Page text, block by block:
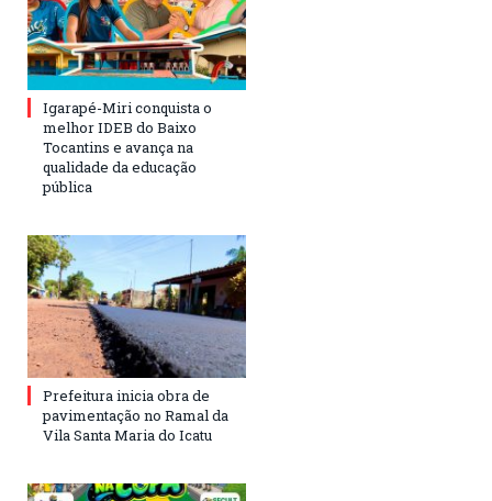
Igarapé-Miri conquista o
melhor IDEB do Baixo
Tocantins e avança na
qualidade da educação
pública
Prefeitura inicia obra de
pavimentação no Ramal da
Vila Santa Maria do Icatu